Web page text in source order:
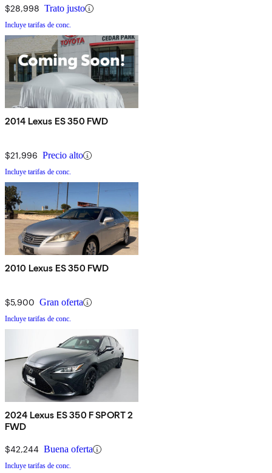
$28,998 Trato justo
Incluye tarifas de conc.
2014 Lexus ES 350 FWD
$21,996 Precio alto
Incluye tarifas de conc.
2010 Lexus ES 350 FWD
$5,900 Gran oferta
Incluye tarifas de conc.
2024 Lexus ES 350 F SPORT 2
FWD
$42,244 Buena oferta
Incluye tarifas de conc.